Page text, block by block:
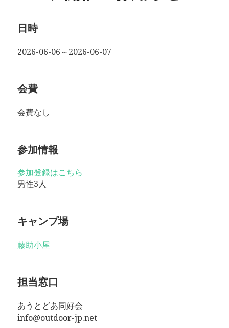
日時
2026-06-06～2026-06-07
会費
会費なし
参加情報
参加登録はこちら
男性3人
キャンプ場
藤助小屋
担当窓口
あうとどあ同好会
info@outdoor-jp.net